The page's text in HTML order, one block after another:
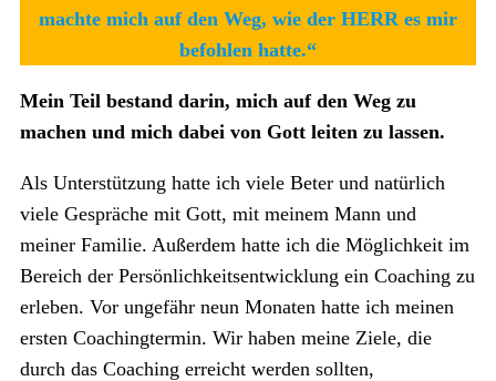
machte mich auf den Weg, wie der HERR es mir
befohlen hatte.“
Mein Teil bestand darin, mich auf den Weg zu
machen und mich dabei von Gott leiten zu lassen.
Als Unterstützung hatte ich viele Beter und natürlich
viele Gespräche mit Gott, mit meinem Mann und
meiner Familie. Außerdem hatte ich die Möglichkeit im
Bereich der Persönlichkeitsentwicklung ein Coaching zu
erleben. Vor ungefähr neun Monaten hatte ich meinen
ersten Coachingtermin. Wir haben meine Ziele, die
durch das Coaching erreicht werden sollten,